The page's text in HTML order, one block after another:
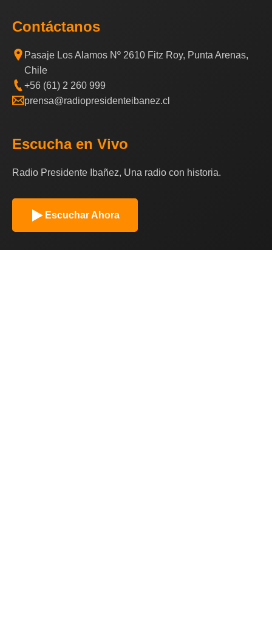
Contáctanos
Pasaje Los Alamos Nº 2610 Fitz Roy, Punta Arenas,
Chile
+56 (61) 2 260 999
prensa@radiopresidenteibanez.cl
Escucha en Vivo
Radio Presidente Ibañez, Una radio con historia.
Escuchar Ahora